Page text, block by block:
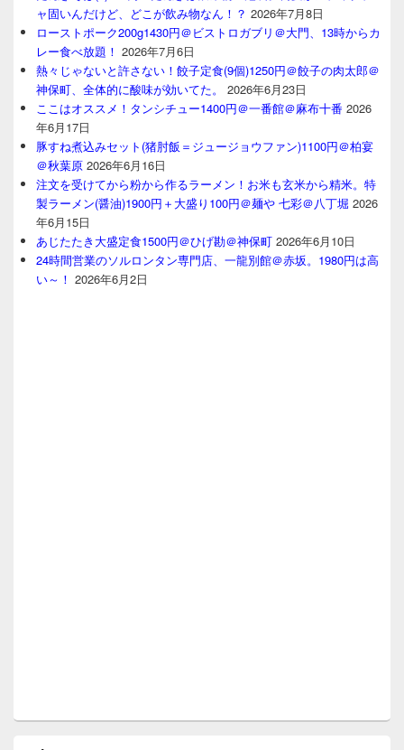
ャ固いんだけど、どこが飲み物なん！？ 2026年7月8日
ローストポーク200g1430円＠ビストロガブリ＠大門、13時からカ
レー食べ放題！ 2026年7月6日
熱々じゃないと許さない！餃子定食(9個)1250円＠餃子の肉太郎＠
神保町、全体的に酸味が効いてた。
2026年6月23日
ここはオススメ！タンシチュー1400円＠一番館＠麻布十番 2026
年6月17日
豚すね煮込みセット(猪肘飯＝ジュージョウファン)1100円＠柏宴
＠秋葉原 2026年6月16日
注文を受けてから粉から作るラーメン！お米も玄米から精米。特
製ラーメン(醤油)1900円＋大盛り100円＠麺や 七彩＠八丁堀 2026
年6月15日
あじたたき大盛定食1500円＠ひげ勘＠神保町 2026年6月10日
24時間営業のソルロンタン専門店、一龍別館＠赤坂。1980円は高
い～！ 2026年6月2日